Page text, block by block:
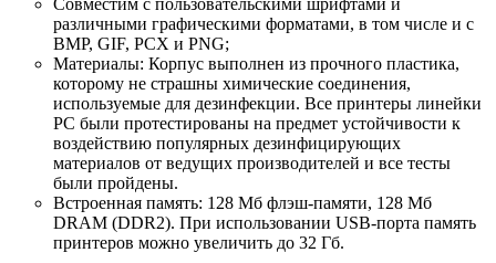
различными графическими форматами, в том числе и с
BMP, GIF, PCX и PNG;
Материалы: Корпус выполнен из прочного пластика,
которому не страшны химические соединения,
используемые для дезинфекции. Все принтеры линейки
PC были протестированы на предмет устойчивости к
воздействию популярных дезинфицирующих
материалов от ведущих производителей и все тесты
были пройдены.
Встроенная память: 128 Мб флэш-памяти, 128 Мб
DRAM (DDR2). При использовании USB-порта память
принтеров можно увеличить до 32 Гб.